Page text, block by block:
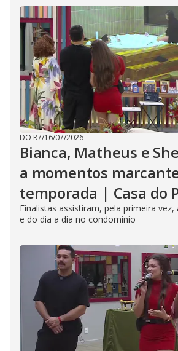
DO R7/16/07/2026
Bianca, Matheus e
a momentos
temporada | Casa do
Finalistas assistiram, pela primeira vez,
e do dia a dia no condomínio